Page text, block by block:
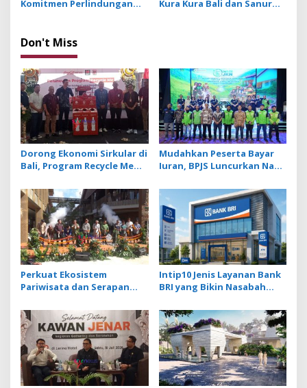
Komitmen Perlindungan
UMKM
Kura Kura Bali dan Sanur
Don't Miss
Dorong Ekonomi Sirkular di
Bali, Program Recycle Me
Jadi Bahan Baku Baru
Mudahkan Peserta Bayar
Iuran, BPJS Luncurkan Nadi
Menabung
Perkuat Ekosistem
Pariwisata dan Serapan
Grand Outlet Bali Resmi
Dibuka di KEK Kura Kura
Intip10 Jenis Layanan Bank
BRI yang Bikin Nasabah